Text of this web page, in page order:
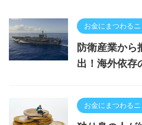
お金にまつわる
防衛産業から
出！海外依存
お金にまつわる